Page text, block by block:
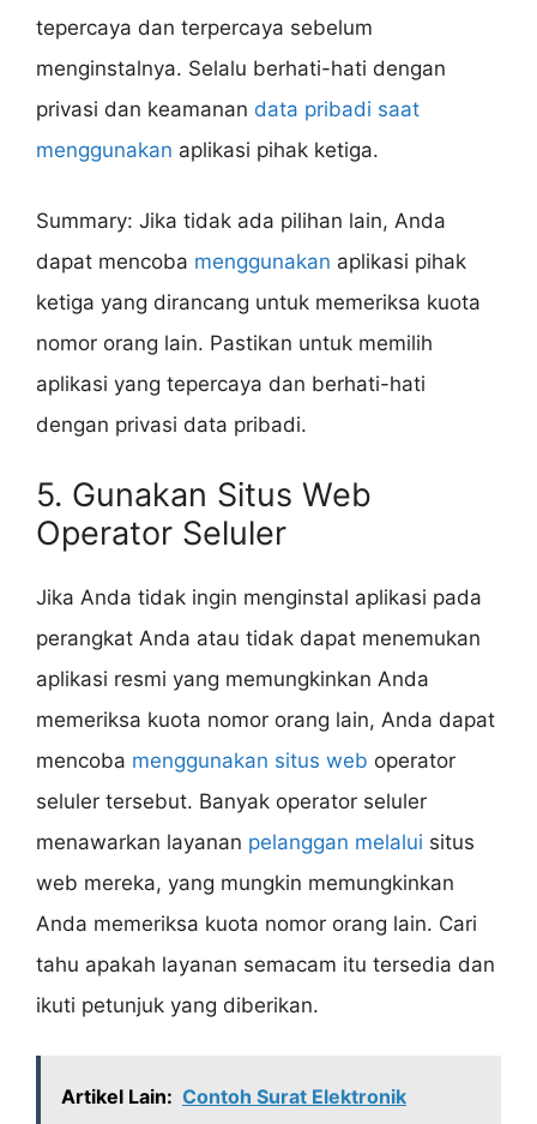
tepercaya dan terpercaya sebelum
menginstalnya. Selalu berhati-hati dengan
privasi dan keamanan data pribadi saat
menggunakan aplikasi pihak ketiga.
Summary: Jika tidak ada pilihan lain, Anda
dapat mencoba menggunakan aplikasi pihak
ketiga yang dirancang untuk memeriksa kuota
nomor orang lain. Pastikan untuk memilih
aplikasi yang tepercaya dan berhati-hati
dengan privasi data pribadi.
5. Gunakan Situs Web
Operator Seluler
Jika Anda tidak ingin menginstal aplikasi pada
perangkat Anda atau tidak dapat menemukan
aplikasi resmi yang memungkinkan Anda
memeriksa kuota nomor orang lain, Anda dapat
mencoba menggunakan situs web operator
seluler tersebut. Banyak operator seluler
menawarkan layanan pelanggan melalui situs
web mereka, yang mungkin memungkinkan
Anda memeriksa kuota nomor orang lain. Cari
tahu apakah layanan semacam itu tersedia dan
ikuti petunjuk yang diberikan.
Artikel Lain: Contoh Surat Elektronik